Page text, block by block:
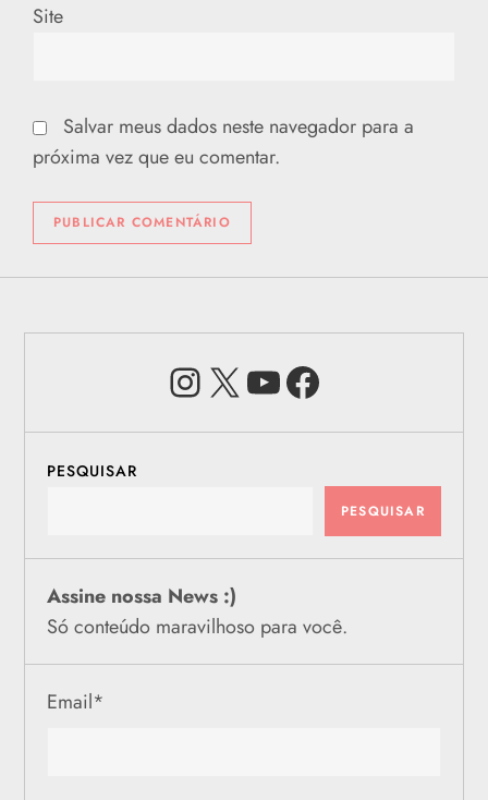
Site
Salvar meus dados neste navegador para a
próxima vez que eu comentar.
Instagram
X Youtube
PESQUISAR
PESQUISAR
Assine nossa News :)
Só conteúdo maravilhoso para você.
Email*